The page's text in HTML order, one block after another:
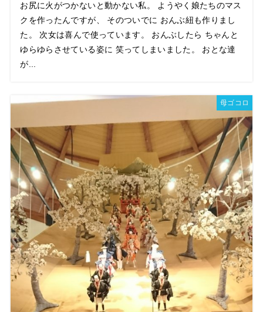
お尻に火がつかないと動かない私。 ようやく娘たちのマス
クを作ったんですが、 そのついでに おんぶ紐も作りまし
た。 次女は喜んで使っています。 おんぶしたら ちゃんと
ゆらゆらさせている姿に 笑ってしまいました。 おとな達
が...
母ゴコロ